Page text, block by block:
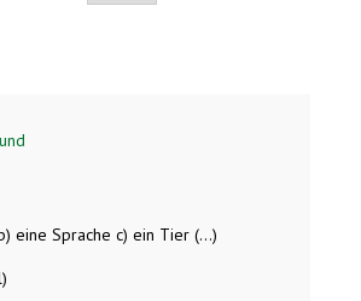
eine Sprache c) ein Tier (...)